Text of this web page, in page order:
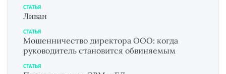
СТАТЬЯ
Ливан
СТАТЬЯ
Мошенничество директора ООО: когда
руководитель становится обвиняемым
СТАТЬЯ